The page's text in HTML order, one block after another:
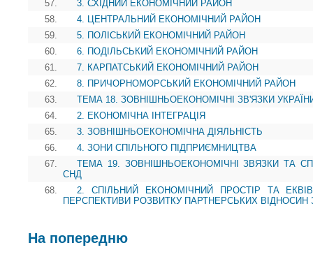
57.
3. СХІДНИЙ ЕКОНОМІЧНИЙ РАЙОН
58.
4. ЦЕНТРАЛЬНИЙ ЕКОНОМІЧНИЙ РАЙОН
59.
5. ПОЛІСЬКИЙ ЕКОНОМІЧНИЙ РАЙОН
60.
6. ПОДІЛЬСЬКИЙ ЕКОНОМІЧНИЙ РАЙОН
61.
7. КАРПАТСЬКИЙ ЕКОНОМІЧНИЙ РАЙОН
62.
8. ПРИЧОРНОМОРСЬКИЙ ЕКОНОМІЧНИЙ РАЙОН
63.
ТЕМА 18. ЗОВНІШНЬОЕКОНОМІЧНІ ЗВ'ЯЗКИ
64.
2. ЕКОНОМІЧНА ІНТЕГРАЦІЯ
65.
3. ЗОВНІШНЬОЕКОНОМІЧНА ДІЯЛЬНІСТЬ
66.
4. ЗОНИ СПІЛЬНОГО ПІДПРИЄМНИЦТВА
67.
ТЕМА 19. ЗОВНІШНЬОЕКОНОМІЧНІ ЗВЯЗКИ ТА
СНД
68.
2. СПІЛЬНИЙ ЕКОНОМІЧНИЙ ПРОСТІР ТА
ПЕРСПЕКТИВИ РОЗВИТКУ ПАРТНЕРСЬКИХ ВІДНОСИН
На попередню